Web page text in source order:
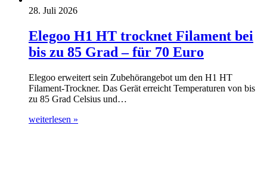
28. Juli 2026
Elegoo H1 HT trocknet Filament bei
bis zu 85 Grad – für 70 Euro
Elegoo erweitert sein Zubehörangebot um den H1 HT
Filament-Trockner. Das Gerät erreicht Temperaturen von bis
zu 85 Grad Celsius und…
weiterlesen »